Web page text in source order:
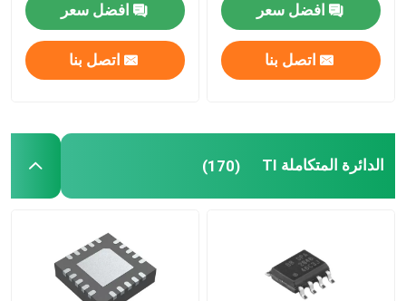
أشرطة فيديو
افضل سعر
اتصل بنا
افضل سعر
اتصل بنا
الدائرة المتكاملة TI (170)